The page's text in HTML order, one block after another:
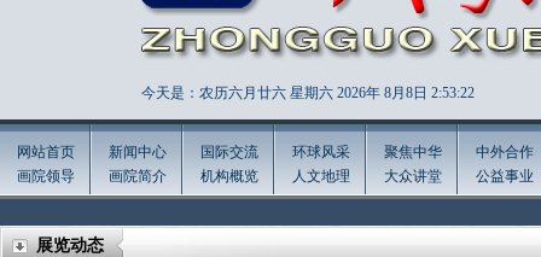
今天是：农历六月廿六 星期六 2026年 8月8日 2:53:24
网站首页
画院领导
新闻中心
画院简介
国际交流
机构概览
环球风采
人文地理
聚焦中华
大众讲堂
中外合作
公益事业
展览动态